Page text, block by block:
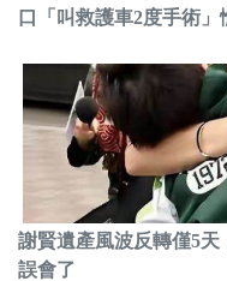
口「叫救護車2度手術」
謝賢遺產風波反轉僅5
誤會了